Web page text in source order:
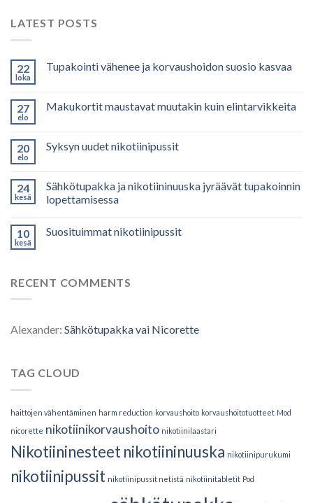
LATEST POSTS
22
loka
Tupakointi vähenee ja korvaushoidon suosio kasvaa
27
elo
Makukortit maustavat muutakin kuin elintarvikkeita
20
elo
Syksyn uudet nikotiinipussit
24
kesä
Sähkötupakka ja nikotiininuuska jyräävät tupakoinnin
lopettamisessa
10
kesä
Suosituimmat nikotiinipussit
RECENT COMMENTS
Alexander: Sähkötupakka vai Nicorette
TAG CLOUD
haittojen vähentäminen harm reduction korvaushoito korvaushoitotuotteet Mod
nicorette nikotiinikorvaushoito nikotiinilaastari
Nikotiininesteet nikotiininuuska nikotiinipurukumi
nikotiinipussit nikotiinipussit netistä nikotiinitabletit Pod